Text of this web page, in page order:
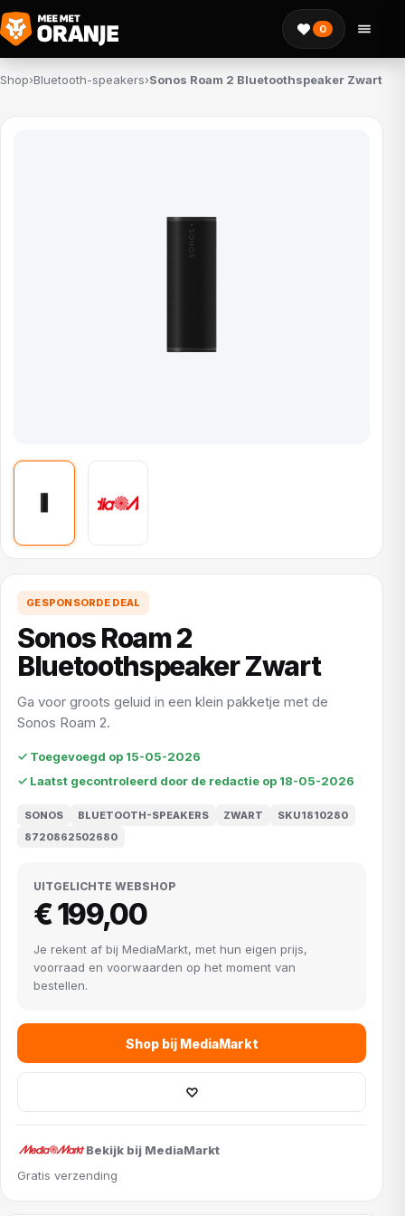
0
Shop›Bluetooth-speakers›Sonos Roam 2 Bluetoothspeaker Zwart
GESPONSORDE DEAL
Sonos Roam 2
Bluetoothspeaker Zwart
Ga voor groots geluid in een klein pakketje met de
Sonos Roam 2.
✓ Toegevoegd op 15-05-2026
✓ Laatst gecontroleerd door de redactie op 18-05-2026
SONOS BLUETOOTH-SPEAKERS ZWART
SKU1810280
8720862502680
UITGELICHTE WEBSHOP
€ 199,00
Je rekent af bij MediaMarkt, met hun eigen prijs,
voorraad en voorwaarden op het moment van
bestellen.
Shop bij MediaMarkt
♡
Bekijk bij MediaMarkt
Gratis verzending